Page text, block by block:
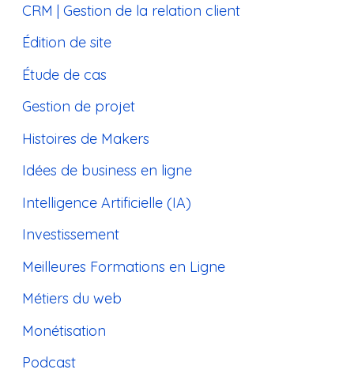
CRM | Gestion de la relation client
Édition de site
Étude de cas
Gestion de projet
Histoires de Makers
Idées de business en ligne
Intelligence Artificielle (IA)
Investissement
Meilleures Formations en Ligne
Métiers du web
Monétisation
Podcast